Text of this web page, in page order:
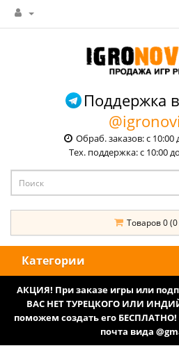
Поддержка
Обраб. заказов: с 10:00
Тех. поддержка: с 10:00
Товаров 0 (0
Категории
АКЦИЯ! При заказе игры или
ВАС НЕТ ТУРЕЦКОГО ИЛИ
поможем создать его
почта вида